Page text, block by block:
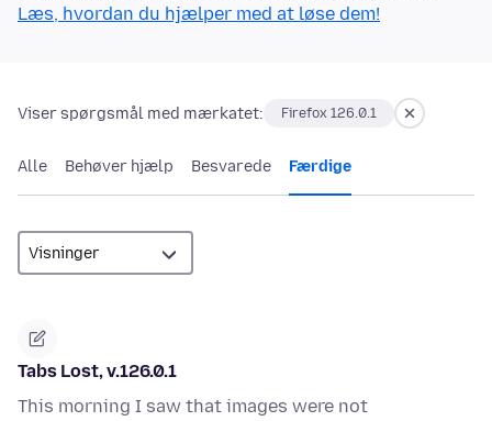
Læs, hvordan du hjælper med at løse dem!
Viser spørgsmål med mærkatet: Firefox 126.0.1
Alle Behøver hjælp Besvarede Færdige
Tabs Lost, v.126.0.1
This morning I saw that images were not